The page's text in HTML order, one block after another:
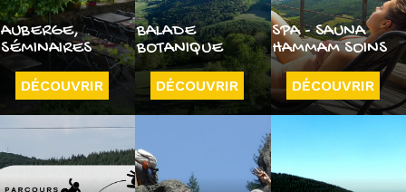
AUBERGE,
SÉMINAIRES
DÉCOUVRIR
BALADE
BOTANIQUE
DÉCOUVRIR
SPA - SAUNA
HAMMAM SOINS
DÉCOUVRIR